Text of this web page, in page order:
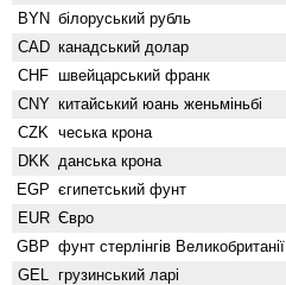
BYN білоруський рубль
CAD канадський долар
CHF швейцарський франк
CNY китайський юань женьмiньбi
CZK чеська крона
DKK данська крона
EGP єгипетський фунт
EUR Євро
GBP фунт стерлінгів Велико­британії
GEL грузинський ларі